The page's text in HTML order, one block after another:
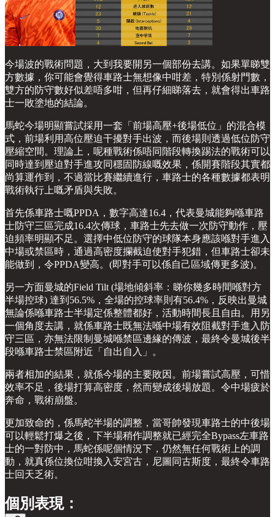
今場波的戰術問題，大到我要開另一個部份去講。如果單睇雙
方數據，你可能會覺得車路士無想像中咁差，特別係射門數，
雙方的防守數好似差唔多咁，但再仔細睇落去，就會得出車路
士一敗塗地的結論。
馬蛇今場明顯嘗試採用一套「前場高壓+後場低位」的混合模
式，前場利用高位壓迫干擾對手出波，而後場則透過低位防守
壓縮空間。理論上，呢種戰術係唔同階段轉換踢法的戰術可以
同時達到壓迫對手進攻同穩固防線嘅效果，係開賽階段其實都
尚算運作到，不過當比賽繼續進行，車路士的各種數據都表明
戰術執行上嘅矛盾與失敗。
首先係車路士嘅PPDA，數字高達16.4，代表曼城能夠喺車路
士防守三區完成16.4次傳球，車路士先去做一次防守動作，壓
迫頻率明顯不足。選擇中低位防守的球隊本身應該喺對手進入
中場或禁區時，通過高密度攔截迫使對手犯錯，但車路士卻未
能做到，令PPDA變高。(即對手可以係自己區域傳更多波)。
另一方面曼城的Field Tilt (場地傾斜率：睇你幾多時間喺對方
半場控球) 達到56.5%，全場的控球率則有56.4%，反映出曼城
無論係喺車路士半場定係整體都好，活動時間長且自由。用另
一個角度去講，就係車路士既無法喺中場有效阻截對手進入防
守三區，亦無法限制曼城喺禁區邊緣的傳波，最終令曼城後半
段喺車路士禁區附近「自出自入」。
兩者相加的結果，就係今場的主要敗因。前場嘗試高壓，可惜
效率不足，後場打算高密度，然而變成後場放題。令中場疲於
奔命，戰術崩盤。
更加致命的，係馬蛇半場的調整，當哥帥發現車路士的中後場
可以輕鬆打爆之後，下半場稍作調整就已經完全Bypass左車路
士的一對防中，馬蛇係呢個情況下，仍然無任何戰術上的調
動，就真係位換位咁換入安宮古，尼圖同古斯度，最終令車路
士回天乏術。
個別表現：